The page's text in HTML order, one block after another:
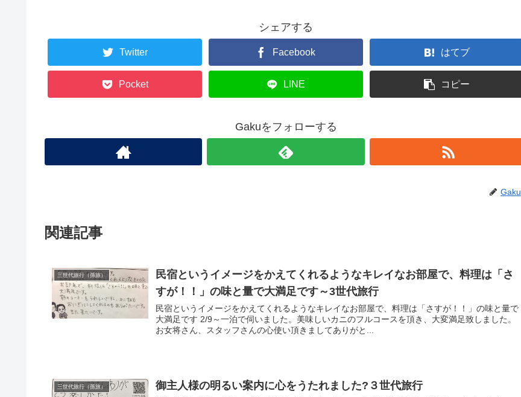
シェアする
Twitter Facebook はてブ
Pocket LINE コピー
Gakuをフォローする
Gaku
関連記事
三世代旅行（孫旅）
民宿というイメージをかえてくれるようなキレイなお部屋で、料理は「さ
すが！！」の味と量で大満足です～3世代旅行
民宿というイメージをかえてくれるようなキレイなお部屋で、料理は「さすが！！」の味と量で
大満足です 2/9～一泊で伺いました。美味しいカニのフルコースを頂き、大変満足致しました。
お女将さん、スタッフさんの心使い頂きましてありがと...
三世代旅行（孫旅） 御主人様の明るい案内に心をうたれました?３世代旅行